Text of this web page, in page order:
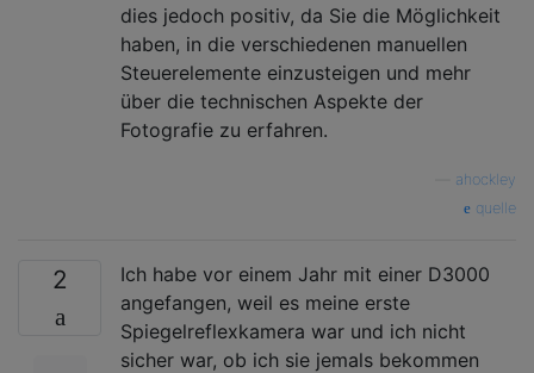
dies jedoch positiv, da Sie die Möglichkeit
haben, in die verschiedenen manuellen
Steuerelemente einzusteigen und mehr
über die technischen Aspekte der
Fotografie zu erfahren.
ahockley
quelle
2
Ich habe vor einem Jahr mit einer D3000
angefangen, weil es meine erste
Spiegelreflexkamera war und ich nicht
sicher war, ob ich sie jemals bekommen